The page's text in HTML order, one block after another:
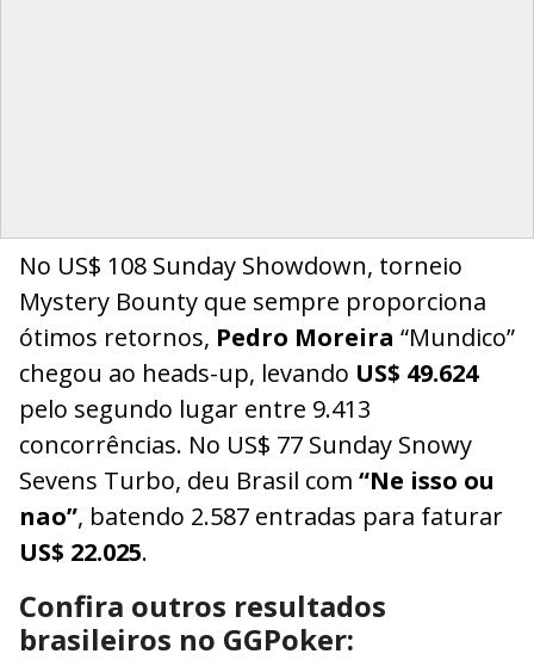
No US$ 108 Sunday Showdown, torneio
Mystery Bounty que sempre proporciona
ótimos retornos, Pedro Moreira “Mundico”
chegou ao heads-up, levando US$ 49.624
pelo segundo lugar entre 9.413
concorrências. No US$ 77 Sunday Snowy
Sevens Turbo, deu Brasil com “Ne isso ou
nao”, batendo 2.587 entradas para faturar
US$ 22.025.
Confira outros resultados
brasileiros no GGPoker: